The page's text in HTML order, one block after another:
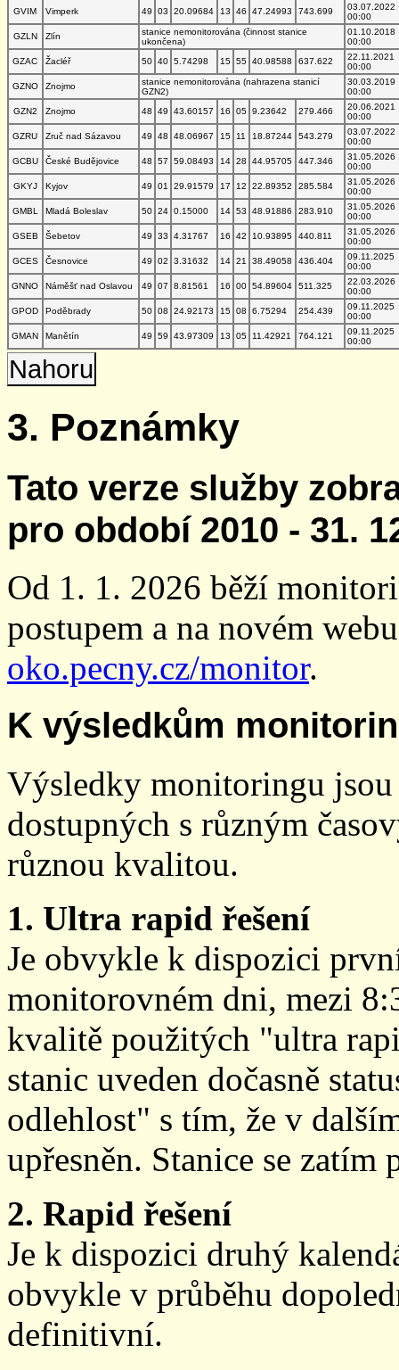
GVIM
Vimperk 49 03 20.09684 13 46 47.24993 743.699
03.07.2022
00:00
GZLN
Zlín
stanice nemonitorována (činnost stanice
ukončena)
01.10.2018
00:00
GZAC
Žacléř 50 40 5.74298 15 55 40.98588 637.622
22.11.2021
00:00
GZNO
Znojmo
stanice nemonitorována (nahrazena stanicí
GZN2)
30.03.2019
00:00
GZN2
Znojmo 48 49 43.60157 16 05 9.23642 279.466
20.06.2021
00:00
GZRU
Zruč nad Sázavou 49 48 48.06967 15 11 18.87244 543.279
03.07.2022
00:00
GCBU
České Budějovice 48 57 59.08493 14 28 44.95705 447.346
31.05.2026
00:00
GKYJ
Kyjov 49 01 29.91579 17 12 22.89352 285.584
31.05.2026
00:00
GMBL
Mladá Boleslav 50 24 0.15000 14 53 48.91886 283.910
31.05.2026
00:00
GSEB
Šebetov 49 33 4.31767 16 42 10.93895 440.811
31.05.2026
00:00
GCES
Česnovice 49 02 3.31632 14 21 38.49058 436.404
09.11.2025
00:00
GNNO
Náměšť nad Oslavou 49 07 8.81561 16 00 54.89604 511.325
22.03.2026
00:00
GPOD
Poděbrady 50 08 24.92173 15 08 6.75294 254.439
09.11.2025
00:00
GMAN
Manětín 49 59 43.97309 13 05 11.42921 764.121
09.11.2025
00:00
Nahoru
3. Poznámky
Tato verze služby
pro období 2010 - 31.
Od 1. 1. 2026 běží
postupem a na novém
oko.pecny.cz/monitor.
K výsledkům
Výsledky monitoringu
dostupných s různým
různou kvalitou.
1. Ultra rapid řešení
Je obvykle k dispozici
monitorovném dni, mezi
kvalitě použitých "ultra
stanic uveden dočasně
odlehlost" s tím, že v
upřesněn. Stanice se zatím
2. Rapid řešení
Je k dispozici druhý
obvykle v průběhu
definitivní.